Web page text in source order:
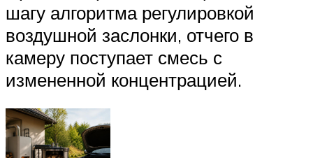
шагу алгоритма регулировкой
воздушной заслонки, отчего в
камеру поступает смесь с
измененной концентрацией.